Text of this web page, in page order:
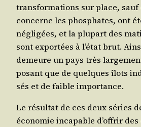
trans­for­ma­tions sur place, sauf
concerne les phos­phates, ont
négli­gées, et la plu­part des
sont expor­tées à l’é­tat brut.
demeure un pays très
po­sant que de quelques îlots
sés et de faible importance.
Le résul­tat de ces deux séries
éco­no­mie inca­pable d’of­frir